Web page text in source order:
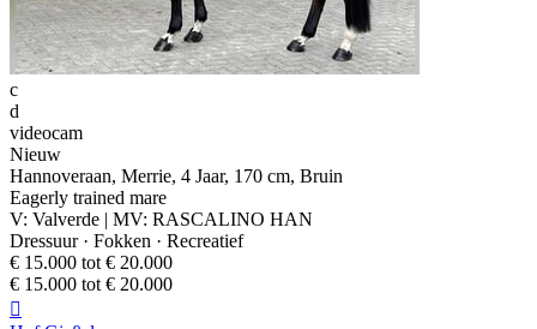
c
d
videocam
Nieuw
Hannoveraan, Merrie, 4 Jaar, 170 cm, Bruin
Eagerly trained mare
V: Valverde | MV: RASCALINO HAN
Dressuur · Fokken · Recreatief
€ 15.000 tot € 20.000
€ 15.000 tot € 20.000
